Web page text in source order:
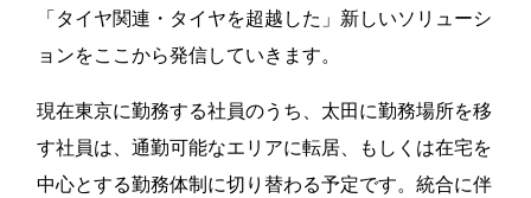
「タイヤ関連・タイヤを超越した」新しいソリューシ
ョンをここから発信していきます。
現在東京に勤務する社員のうち、太田に勤務場所を移
す社員は、通勤可能なエリアに転居、もしくは在宅を
中心とする勤務体制に切り替わる予定です。統合に伴